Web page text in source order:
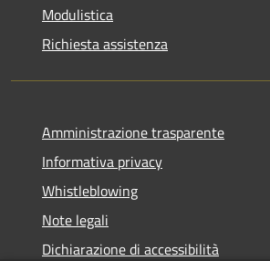
Modulistica
Richiesta assistenza
Amministrazione trasparente
Informativa privacy
Whistleblowing
Note legali
Dichiarazione di accessibilità